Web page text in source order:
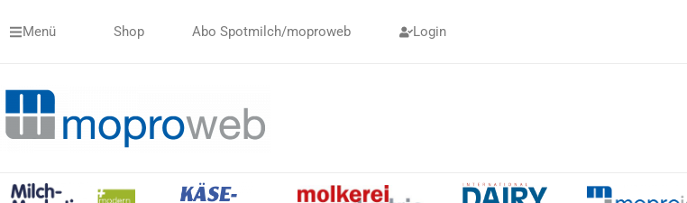
InhaltMenü Shop Abo Spotmilch/moproweb Login